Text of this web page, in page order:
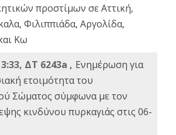
προστίμων σε Αττική,
Φιλιππιάδα, Αργολίδα,
Κω
ΔΤ 6243a , Ενημέρωση για
ετοιμότητα του
Σώματος σύμφωνα με τον
κινδύνου πυρκαγιάς στις 06-